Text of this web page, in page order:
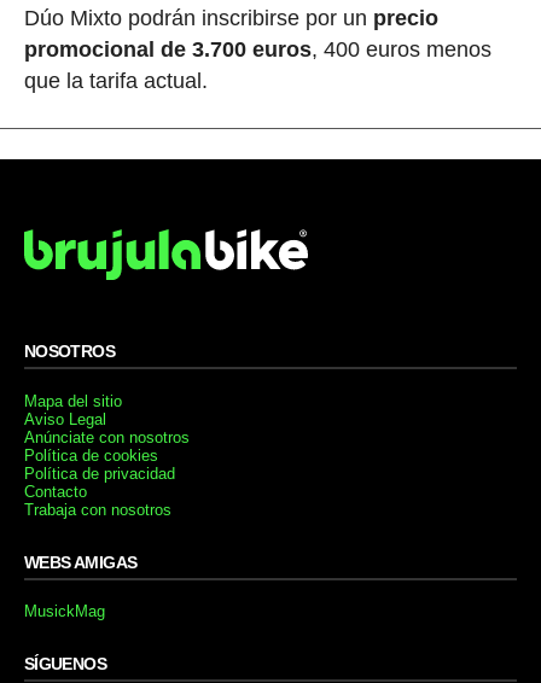
Dúo Mixto podrán inscribirse por un precio
promocional de 3.700 euros, 400 euros menos
que la tarifa actual.
NOSOTROS
Mapa del sitio
Aviso Legal
Anúnciate con nosotros
Política de cookies
Política de privacidad
Contacto
Trabaja con nosotros
WEBS AMIGAS
MusickMag
SÍGUENOS